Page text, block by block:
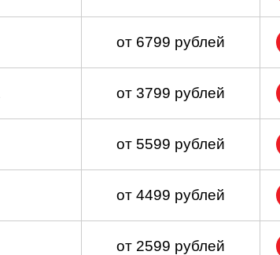
от 6799 рублей
от 3799 рублей
от 5599 рублей
от 4499 рублей
от 2599 рублей